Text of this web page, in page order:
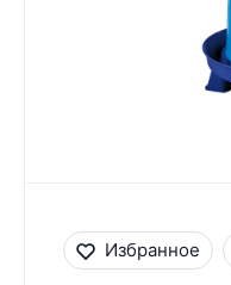
Избранное